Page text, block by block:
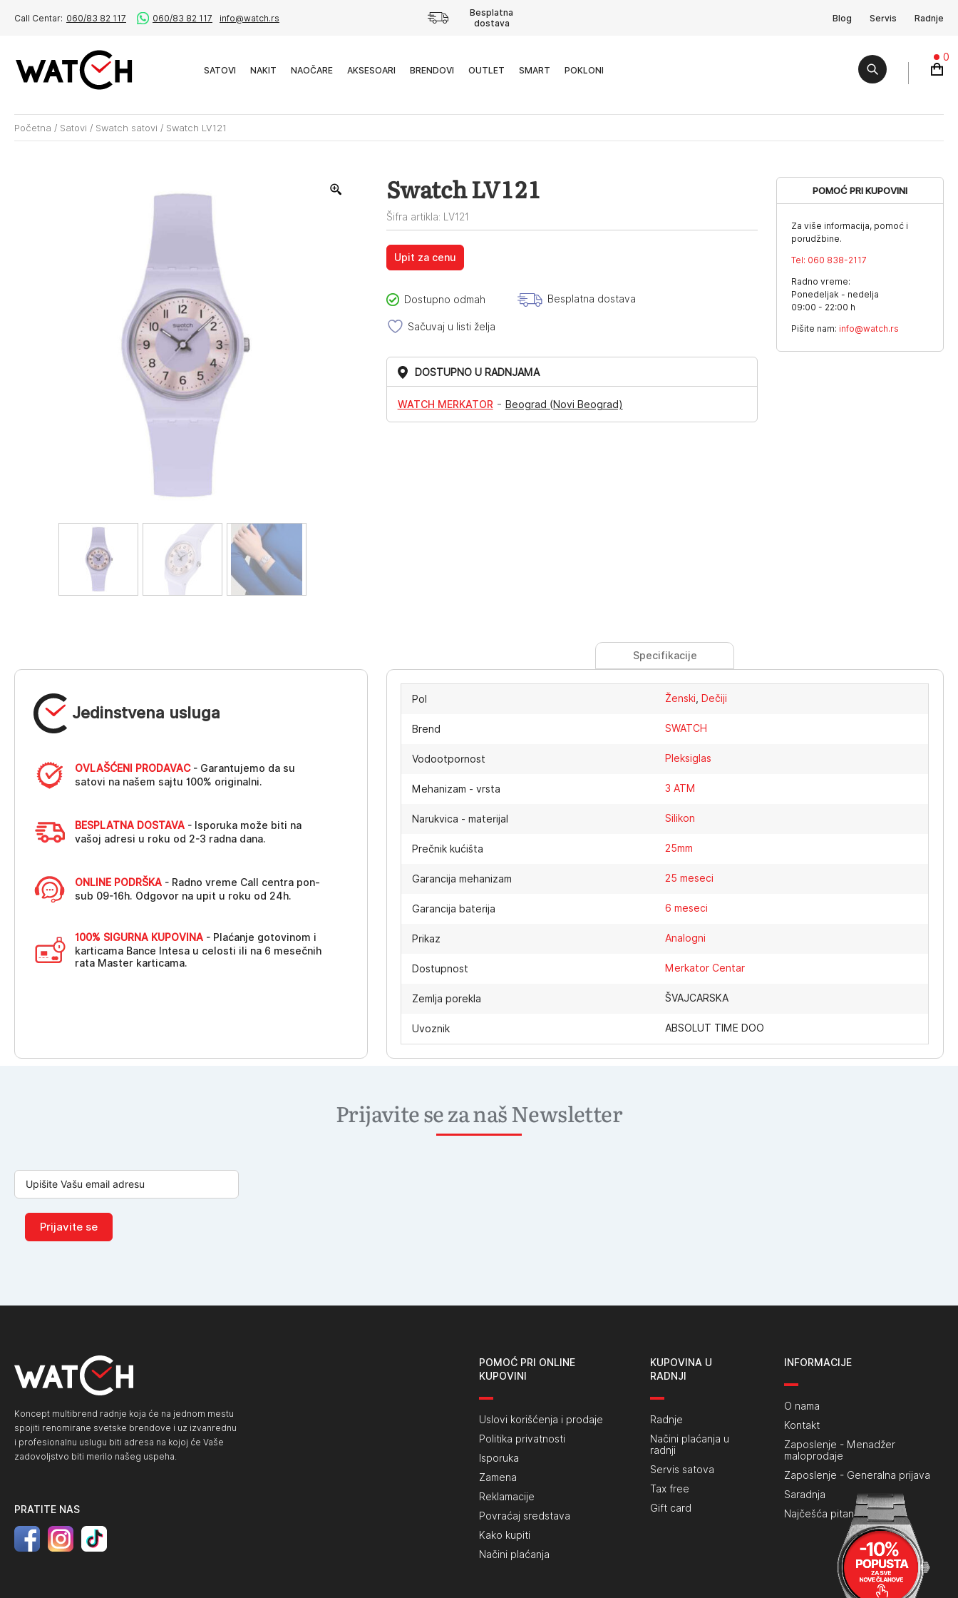
Call Centar: 060/83 82 117 060/83 82 117 info@watch.rs
Besplatna
dostava
Blog Servis Radnje
SATOVI NAKIT NAOČARE AKSESOARI BRENDOVI OUTLET SMART POKLONI
0
Početna / Satovi / Swatch satovi / Swatch LV121
Swatch LV121
Šifra artikla: LV121
Upit za cenu
Dostupno odmah Besplatna dostava
Sačuvaj u listi želja
DOSTUPNO U RADNJAMA
WATCH MERKATOR- Beograd (Novi Beograd)
POMOĆ PRI KUPOVINI
Za više informacija, pomoć i
porudžbine.
Tel: 060 838-2117
Radno vreme:
Ponedeljak - nedelja
09:00 - 22:00 h
Pišite nam: info@watch.rs
Jedinstvena usluga
OVLAŠĆENI PRODAVAC- Garantujemo da su
satovi na našem sajtu 100% originalni.
BESPLATNA DOSTAVA - Isporuka može biti na
vašoj adresi u roku od 2-3 radna dana.
ONLINE PODRŠKA - Radno vreme Call centra pon-
sub 09-16h. Odgovor na upit u roku od 24h.
100% SIGURNA KUPOVINA - Plaćanje gotovinom i
karticama Bance Intesa u celosti ili na 6 mesečnih
rata Master karticama.
Specifikacije
Pol Ženski ,Dečiji
Brend SWATCH
Vodootpornost Pleksiglas
Mehanizam - vrsta 3 ATM
Narukvica - materijal Silikon
Prečnik kućišta 25mm
Garancija mehanizam 25 meseci
Garancija baterija 6 meseci
Prikaz Analogni
Dostupnost Merkator Centar
Zemlja porekla ŠVAJCARSKA
Uvoznik ABSOLUT TIME DOO
Prijavite se za naš Newsletter
Prijavite se
Koncept multibrend radnje koja će na jednom mestu
spojiti renomirane svetske brendove i uz izvanrednu
i profesionalnu uslugu biti adresa na kojoj će Vaše
zadovoljstvo biti merilo našeg uspeha.
PRATITE NAS
POMOĆ PRI ONLINE
KUPOVINI
Uslovi korišćenja i prodaje
Politika privatnosti
Isporuka
Zamena
Reklamacije
Povraćaj sredstava
Kako kupiti
Načini plaćanja
KUPOVINA U
RADNJI
Radnje
Načini plaćanja u
radnji
Servis satova
Tax free
Gift card
INFORMACIJE
O nama
Kontakt
Zaposlenje - Menadžer
maloprodaje
Zaposlenje - Generalna prijava
Saradnja
Najčešća pitanja